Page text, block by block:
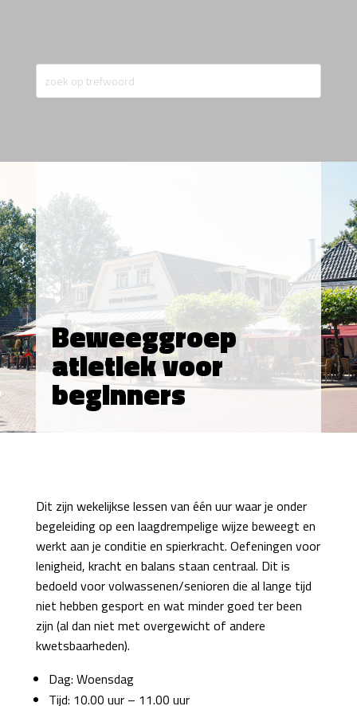
Beweeggroep
atletiek voor
beginners
Dit zijn wekelijkse lessen van één uur waar je onder
begeleiding op een laagdrempelige wijze beweegt en
werkt aan je conditie en spierkracht. Oefeningen voor
lenigheid, kracht en balans staan centraal. Dit is
bedoeld voor volwassenen/senioren die al lange tijd
niet hebben gesport en wat minder goed ter been
zijn (al dan niet met overgewicht of andere
kwetsbaarheden).
Dag: Woensdag
Tijd: 10.00 uur – 11.00 uur